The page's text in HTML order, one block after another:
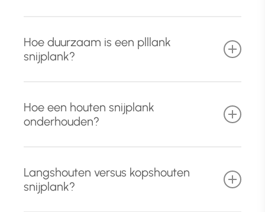
Hoe duurzaam is een plllank
snijplank?
foutvrij massief hardhout, ondergaat iedere
houten snijplank drie behandelingen die
Tijdens het schuurproces worden de
Hoe een houten snijplank
onderhouden?
houdt u uw houten snijplank in topconditie.
Langshouten versus kopshouten
snijplank?